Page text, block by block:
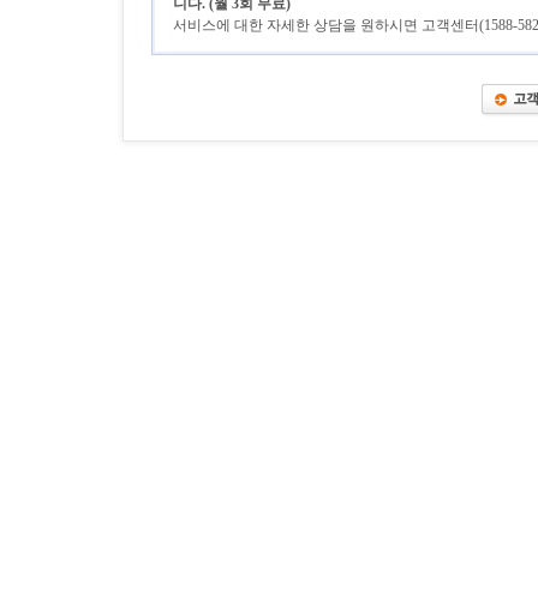
니다. (월 3회 무료)
서비스에 대한 자세한 상담을 원하시면 고객센터(1588-